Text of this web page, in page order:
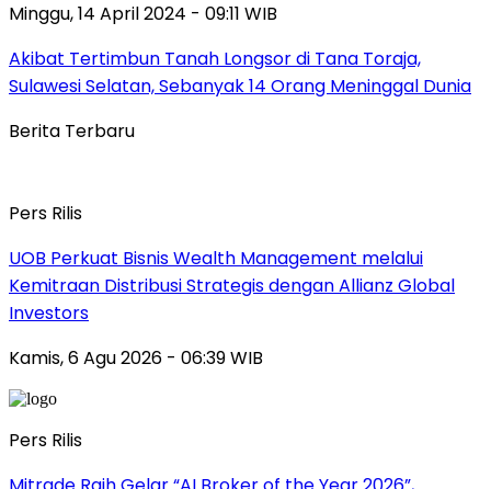
Minggu, 14 April 2024 - 09:11 WIB
Akibat Tertimbun Tanah Longsor di Tana Toraja,
Sulawesi Selatan, Sebanyak 14 Orang Meninggal Dunia
Berita Terbaru
Pers Rilis
UOB Perkuat Bisnis Wealth Management melalui
Kemitraan Distribusi Strategis dengan Allianz Global
Investors
Kamis, 6 Agu 2026 - 06:39 WIB
Pers Rilis